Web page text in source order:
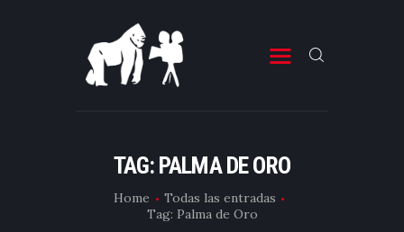
TAG: PALMA DE ORO
Home
Todas las entradas
Tag: Palma de Oro
ESTRENOS DE TELEVISIÓN
CRÍTICAS
ARTÍCULOS